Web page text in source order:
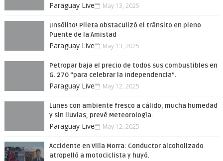
Paraguay Live May 13, 2025
¡Insólito! Pileta obstaculizó el tránsito en pleno
Puente de la Amistad
Paraguay Live May 13, 2025
Petropar baja el precio de todos sus combustibles en
G. 270 “para celebrar la Independencia”.
Paraguay Live May 12, 2025
Lunes con ambiente fresco a cálido, mucha humedad
y sin lluvias, prevé Meteorología.
Paraguay Live May 12, 2025
Accidente en Villa Morra: Conductor alcoholizado
atropelló a motociclista y huyó.